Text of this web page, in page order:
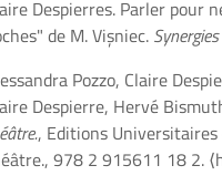
Despierres. Parler pour
de M. Vişniec.
Pozzo, Claire
Despierre, Hervé
, Editions
978 2 915611 18 2.